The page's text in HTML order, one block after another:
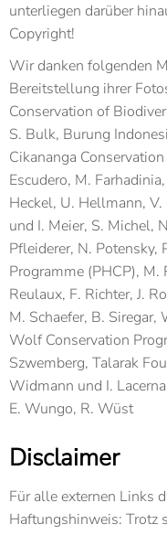
unterliegen darüber
Copyright!
Wir danken folgenden
Bereitstellung ihrer
Conservation of
S. Bulk, Burung
Cikananga
Escudero, M.
Heckel, U. Hellmann, V.
und I. Meier, S. Michel,
Pfleiderer, N. Potensky,
Programme (PHCP), M.
Reulaux, F. Richter, J.
M. Schaefer, B.
Wolf Conservation
Szwemberg, Talarak
Widmann und I.
E. Wungo, R. Wüst
Disclaimer
Für alle externen Links
Haftungshinweis: Trotz